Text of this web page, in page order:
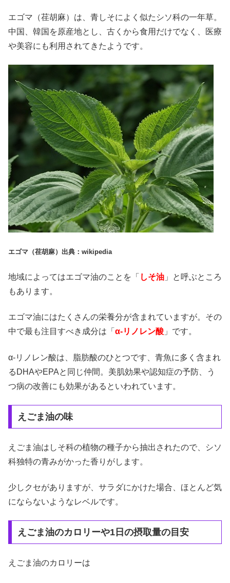
エゴマ（荏胡麻）は、青しそによく似たシソ科の一年草。
中国、韓国を原産地とし、古くから食用だけでなく、医療
や美容にも利用されてきたようです。
エゴマ（荏胡麻）出典：wikipedia
地域によってはエゴマ油のことを「 しそ油 」と呼ぶところ
もあります。
エゴマ油にはたくさんの栄養分が含まれていますが。その
中で最も注目すべき成分は「 α-リノレン酸 」です。
α-リノレン酸は、脂肪酸のひとつです、青魚に多く含まれ
るDHAやEPAと同じ仲間。美肌効果や認知症の予防、う
つ病の改善にも効果があるといわれています。
えごま油の味
えごま油はしそ科の植物の種子から抽出されたので、シソ
科独特の青みがかった香りがします。
少しクセがありますが、サラダにかけた場合、ほとんど気
にならないようなレベルです。
えごま油のカロリーや1日の摂取量の目安
えごま油のカロリーは